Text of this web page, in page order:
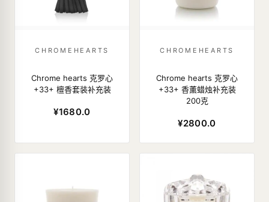
CHROMEHEARTS
Chrome hearts 克罗心
+33+ 檀香套装补充装
¥1680.0
CHROMEHEARTS
Chrome hearts 克罗心
+33+ 香薰蜡烛补充装
200克
¥2800.0